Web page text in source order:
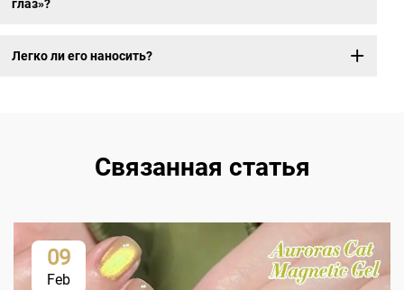
глаз»?
Легко ли его наносить?
Связанная статья
09
Feb